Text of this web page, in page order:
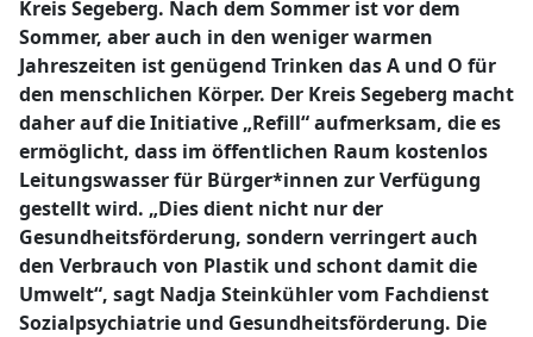
Kreis Segeberg. Nach dem Sommer ist vor dem
Sommer, aber auch in den weniger warmen
Jahreszeiten ist genügend Trinken das A und O für
den menschlichen Körper. Der Kreis Segeberg macht
daher auf die Initiative „Refill“ aufmerksam, die es
ermöglicht, dass im öffentlichen Raum kostenlos
Leitungswasser für Bürger*innen zur Verfügung
gestellt wird. „Dies dient nicht nur der
Gesundheitsförderung, sondern verringert auch
den Verbrauch von Plastik und schont damit die
Umwelt“, sagt Nadja Steinkühler vom Fachdienst
Sozialpsychiatrie und Gesundheitsförderung. Die